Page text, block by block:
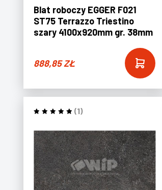
Blat roboczy EGGER F021
ST75 Terrazzo Triestino
szary 4100x920mm gr. 38mm
888,85ZŁ
(1)